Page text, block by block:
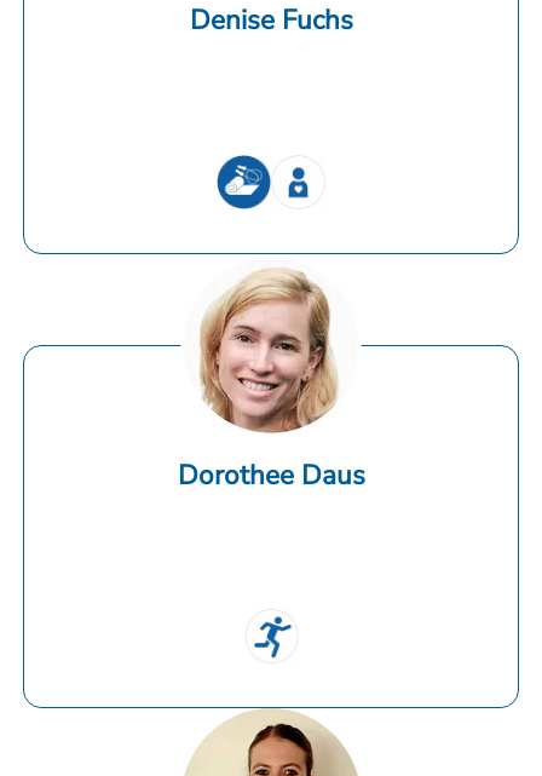
Denise Fuchs
Dorothee Daus